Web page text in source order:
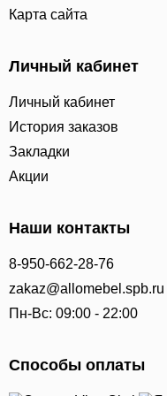
Карта сайта
Личный кабинет
Личный кабинет
История заказов
Закладки
Акции
Наши контакты
8-950-662-28-76
zakaz@allomebel.spb.ru
Пн-Вс: 09:00 - 22:00
Способы оплаты